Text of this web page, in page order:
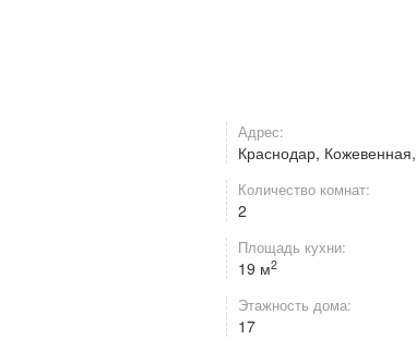
Адрес:
Краснодар, Кожевенная,
Количество комнат:
2
Площадь кухни:
19 м2
Этажность дома:
17